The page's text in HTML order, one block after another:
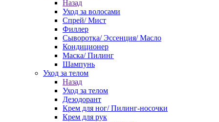
Назад
Уход за волосами
Спрей/ Мист
Филлер
Сыворотка/ Эссенция/ Масло
Кондиционер
Маска/ Пилинг
Шампунь
Уход за телом
Назад
Уход за телом
Дезодорант
Крем для ног/ Пилинг-носочки
Крем для рук